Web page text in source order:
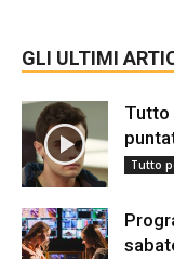
GLI ULTIMI
Tutto
Tutto